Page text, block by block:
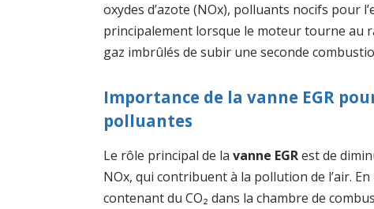
oxydes d’azote (NOx), polluants nocifs pour
principalement lorsque le moteur tourne au
gaz imbrûlés de subir une seconde
Importance de la vanne EGR
polluantes
Le rôle principal de lavanne EGRest de
NOx, qui contribuent à la pollution de l’air.
contenant du CO₂ dans la chambre de